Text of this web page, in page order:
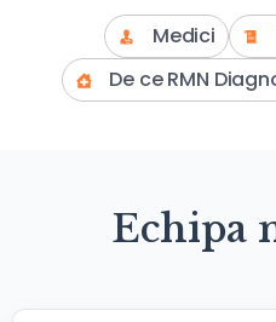
Medici
De ce RMN
Echipa